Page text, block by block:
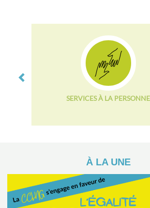
SERVICES À LA PERSONNE
À LA UNE